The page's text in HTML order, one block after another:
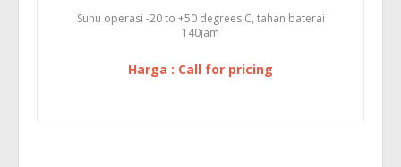
Suhu operasi -20 to +50 degrees C, tahan baterai
140jam
Harga : Call for pricing